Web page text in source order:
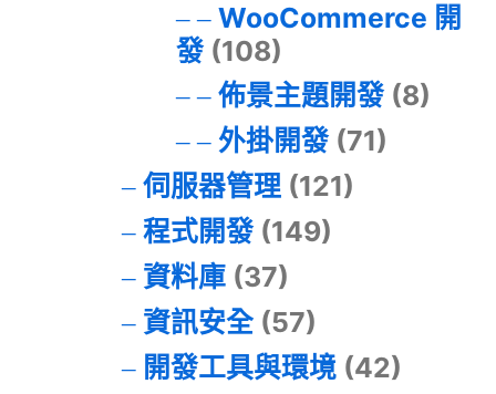
WooCommerce 開
發(108)
佈景主題開發(8)
外掛開發(71)
伺服器管理(121)
程式開發(149)
資料庫(37)
資訊安全(57)
開發工具與環境(42)